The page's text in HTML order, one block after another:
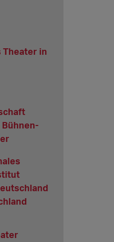
Theater in